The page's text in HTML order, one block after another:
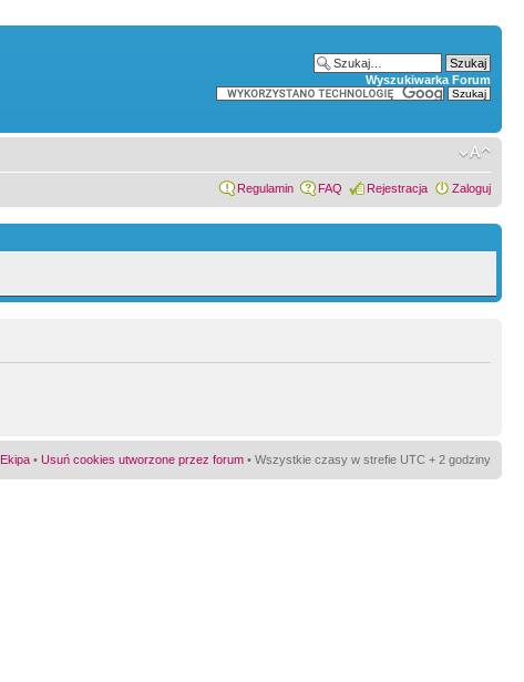
Wyszukiwarka Forum
Regulamin FAQ Rejestracja Zaloguj
Ekipa • Usuń cookies utworzone przez forum • Wszystkie czasy w strefie UTC + 2 godziny